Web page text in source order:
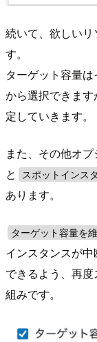
続いて、欲しい
す。
ターゲット容量
から選択できま
定していきます。
また、その他オプ
と スポットインス
あります。
ターゲット容量を
インスタンスが
できるよう、再
組みです。